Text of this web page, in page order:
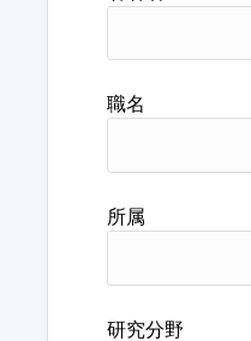
職名
所属
研究分野